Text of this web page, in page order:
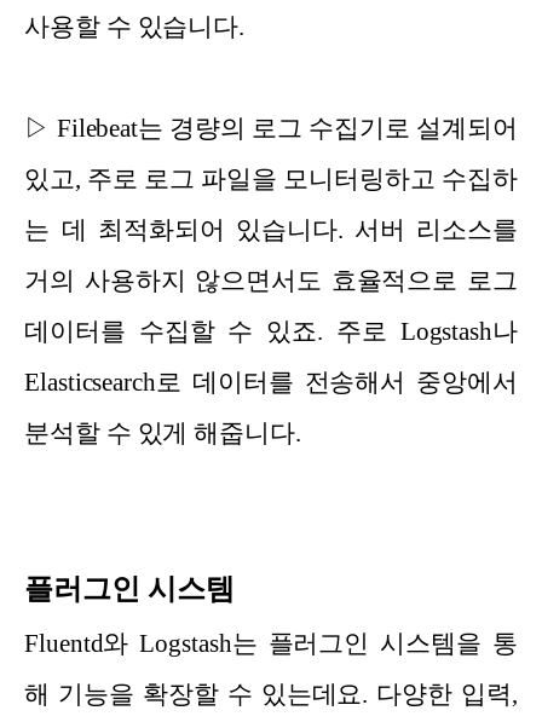
사용할 수 있습니다.
▷ Filebeat는 경량의 로그 수집기로 설계되어
있고, 주로 로그 파일을 모니터링하고 수집하
는 데 최적화되어 있습니다. 서버 리소스를
거의 사용하지 않으면서도 효율적으로 로그
데이터를 수집할 수 있죠. 주로 Logstash나
Elasticsearch로 데이터를 전송해서 중앙에서
분석할 수 있게 해줍니다.
플러그인 시스템
Fluentd와 Logstash는 플러그인 시스템을 통
해 기능을 확장할 수 있는데요. 다양한 입력,